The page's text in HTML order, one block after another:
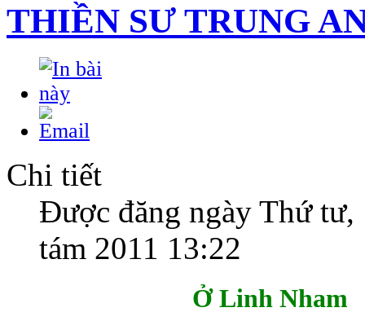
THIỀN SƯ TRUNG
Chi tiết
Được đăng ngày Thứ tư,
tám 2011 13:22
Ở Linh Nham